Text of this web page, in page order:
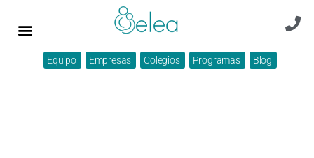
Equipo Empresas Colegios Programas Blog